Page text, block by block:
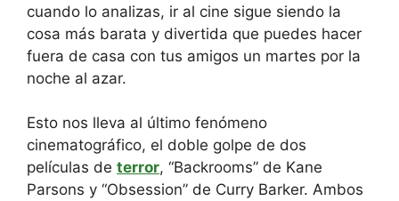
cuando lo analizas, ir al cine sigue siendo la
cosa más barata y divertida que puedes hacer
fuera de casa con tus amigos un martes por la
noche al azar.
Esto nos lleva al último fenómeno
cinematográfico, el doble golpe de dos
películas de terror, “Backrooms” de Kane
Parsons y “Obsession” de Curry Barker. Ambos